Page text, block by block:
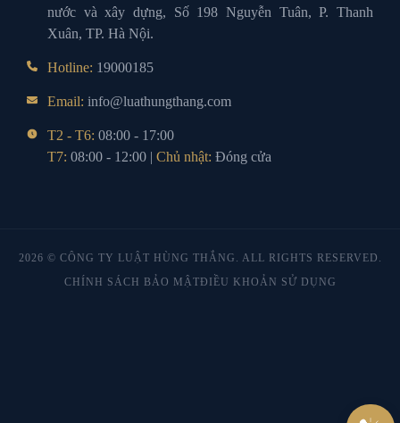
nước và xây dựng, Số 198 Nguyễn Tuân, P. Thanh
Xuân, TP. Hà Nội.
Hotline: 19000185
Email: info@luathungthang.com
T2 - T6: 08:00 - 17:00
T7: 08:00 - 12:00 |Chủ nhật:Đóng cửa
CHÍNH SÁCH BẢO MẬTĐIỀU KHOẢN SỬ DỤNG
2026 © CÔNG TY LUẬT HÙNG THẮNG. ALL RIGHTS RESERVED.